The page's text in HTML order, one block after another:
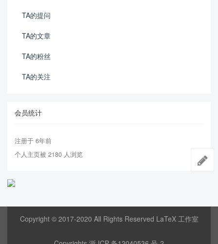
TA的提问
TA的文章
TA的粉丝
TA的关注
会员统计
注册于 6年前
个人主页被 2180 人浏览
Copyright © 2017-2020 All Rights Reserved LaTeX 工作室